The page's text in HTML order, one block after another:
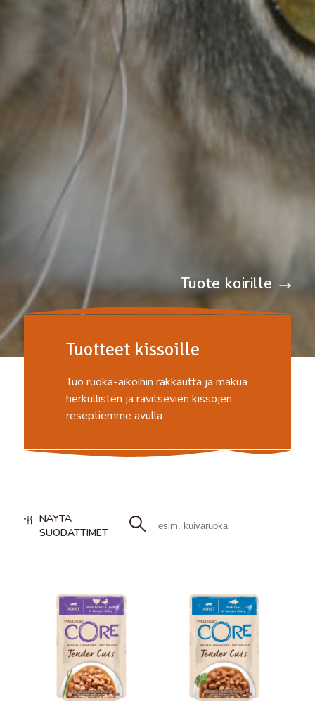
Tuote koirille
Tuotteet kissoille
Tuo ruoka-aikoihin rakkautta ja makua
herkullisten ja ravitsevien kissojen
reseptiemme avulla
NÄYTÄ
SUODATTIMET